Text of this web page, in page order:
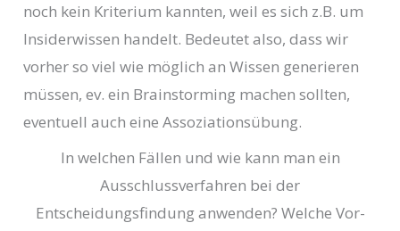
noch kein Kriterium kannten, weil es sich z.B. um
Insiderwissen handelt. Bedeutet also, dass wir
vorher so viel wie möglich an Wissen generieren
müssen, ev. ein Brainstorming machen sollten,
eventuell auch eine Assoziationsübung.
In welchen Fällen und wie kann man ein
Ausschlussverfahren bei der
Entscheidungsfindung anwenden? Welche Vor-